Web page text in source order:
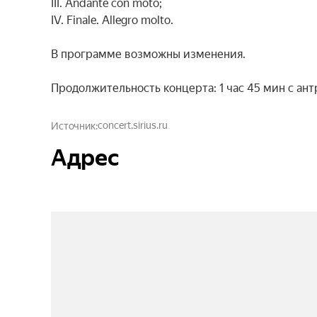
III. Andante con moto;
IV. Finale. Allegro molto.
В программе возможны изменения.
Продолжительность концерта: 1 час 45 мин с
Источникconcert.sirius.ru
Адрес